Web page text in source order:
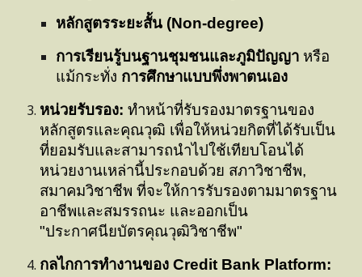
หลักสูตรระยะสั้น (Non-degree)
การเรียนรู้บนฐานชุมชนและภูมิปัญญา หรือ
แม้กระทั่ง การศึกษาแบบพึ่งพาตนเอง
หน่วยรับรอง: ทำหน้าที่รับรองมาตรฐานของ
หลักสูตรและคุณวุฒิ เพื่อให้หน่วยกิตที่ได้รับเป็น
ที่ยอมรับและสามารถนำไปใช้เทียบโอนได้
หน่วยงานเหล่านี้ประกอบด้วย สภาวิชาชีพ,
สมาคมวิชาชีพ ที่จะให้การรับรองตามมาตรฐาน
อาชีพและสมรรถนะ และออกเป็น
"ประกาศนียบัตรคุณวุฒิวิชาชีพ"
กลไกการทำงานของ Credit Bank Platform: